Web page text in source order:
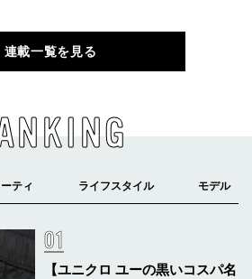
連載一覧を見る
【ユニクロ ユーの黒いコスパ名